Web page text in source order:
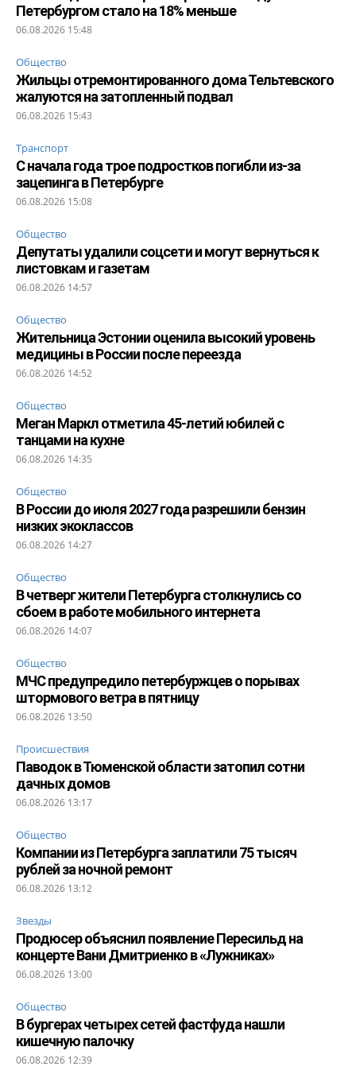
Петербургом стало на 18% меньше
06.08.2026 15:48
Общество
Жильцы отремонтированного дома Тельтевского
жалуются на затопленный подвал
06.08.2026 15:43
Транспорт
С начала года трое подростков погибли из-за
зацепинга в Петербурге
06.08.2026 15:08
Общество
Депутаты удалили соцсети и могут вернуться к
листовкам и газетам
06.08.2026 14:57
Общество
Жительница Эстонии оценила высокий уровень
медицины в России после переезда
06.08.2026 14:52
Общество
Меган Маркл отметила 45-летий юбилей с
танцами на кухне
06.08.2026 14:35
Общество
В России до июля 2027 года разрешили бензин
низких экоклассов
06.08.2026 14:27
Общество
В четверг жители Петербурга столкнулись со
сбоем в работе мобильного интернета
06.08.2026 14:07
Общество
МЧС предупредило петербуржцев о порывах
штормового ветра в пятницу
06.08.2026 13:50
Происшествия
Паводок в Тюменской области затопил сотни
дачных домов
06.08.2026 13:17
Общество
Компании из Петербурга заплатили 75 тысяч
рублей за ночной ремонт
06.08.2026 13:12
Звезды
Продюсер объяснил появление Пересильд на
концерте Вани Дмитриенко в «Лужниках»
06.08.2026 13:00
Общество
В бургерах четырех сетей фастфуда нашли
кишечную палочку
06.08.2026 12:39